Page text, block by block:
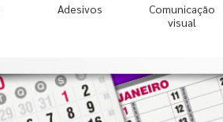
Adesivos
Comunicação
visual